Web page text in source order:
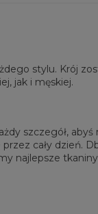
stylu. Krój
jak i męskiej.
szczegół, abyś
cały dzień.
najlepsze